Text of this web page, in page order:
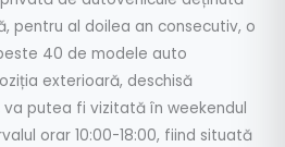
pentru al doilea an consecutiv, o
40 de modele auto
exterioară, deschisă
putea fi vizitată în weekendul
orar 10:00-18:00, fiind situată